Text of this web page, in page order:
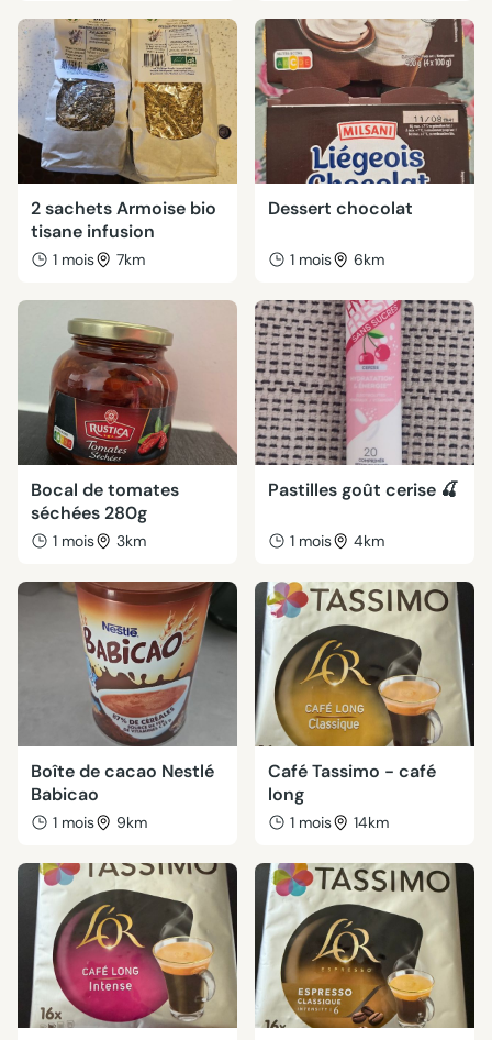
2 sachets Armoise bio
tisane infusion
1 mois 7km
Dessert chocolat
1 mois 6km
Bocal de tomates
séchées 280g
1 mois 3km
Pastilles goût cerise 🍒
1 mois 4km
Boîte de cacao Nestlé
Babicao
1 mois 9km
Café Tassimo - café
long
1 mois 14km